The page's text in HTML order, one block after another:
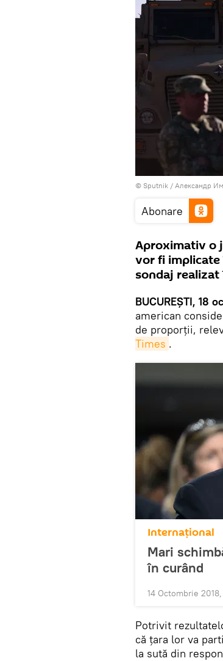
© Sputnik / Александр
Abonare
Aproximativ o
vor fi
sondaj
BUCUREȘTI, 18
american
de proporții,
Times .
Internaţional
Mari
în curând
14 Octombrie
Potrivit
că țara lor va
la sută din